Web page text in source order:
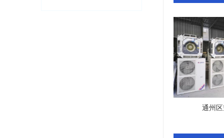
通州